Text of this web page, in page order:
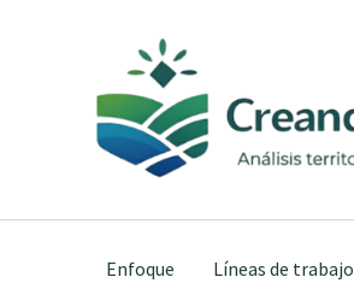
contenido
Enfoque Líneas de trabajo